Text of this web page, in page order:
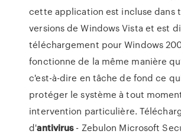
cette application est incluse dans
versions de Windows Vista et est
téléchargement pour Windows
fonctionne de la même manière
c'est-à-dire en tâche de fond ce
protéger le système à tout
intervention particulière.
d'antivirus- Zebulon Microsoft